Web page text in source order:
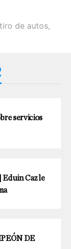
de autos,
servicios
Caz le
DE